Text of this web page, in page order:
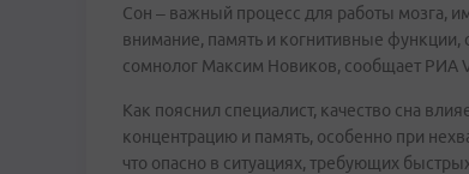
Сон – важный процесс для работы мозга,
внимание, память и когнитивные
сомнолог Максим Новиков, сообщает РИА
Как пояснил специалист, качество сна
концентрацию и память, особенно при
что опасно в ситуациях, требующих